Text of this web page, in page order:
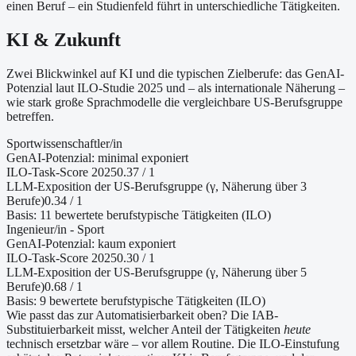
einen Beruf – ein Studienfeld führt in unterschiedliche Tätigkeiten.
KI & Zukunft
Zwei Blickwinkel auf KI und die typischen Zielberufe: das GenAI-
Potenzial laut ILO-Studie 2025 und – als internationale Näherung –
wie stark große Sprachmodelle die vergleichbare US-Berufsgruppe
betreffen.
Sportwissenschaftler/in
GenAI-Potenzial: minimal exponiert
ILO-Task-Score 20250.37 / 1
LLM-Exposition der US-Berufsgruppe (γ, Näherung über 3
Berufe)0.34 / 1
Basis: 11 bewertete berufstypische Tätigkeiten (ILO)
Ingenieur/in - Sport
GenAI-Potenzial: kaum exponiert
ILO-Task-Score 20250.30 / 1
LLM-Exposition der US-Berufsgruppe (γ, Näherung über 5
Berufe)0.68 / 1
Basis: 9 bewertete berufstypische Tätigkeiten (ILO)
Wie passt das zur Automatisierbarkeit oben? Die IAB-
Substituierbarkeit misst, welcher Anteil der Tätigkeiten heute
technisch ersetzbar wäre – vor allem Routine. Die ILO-Einstufung